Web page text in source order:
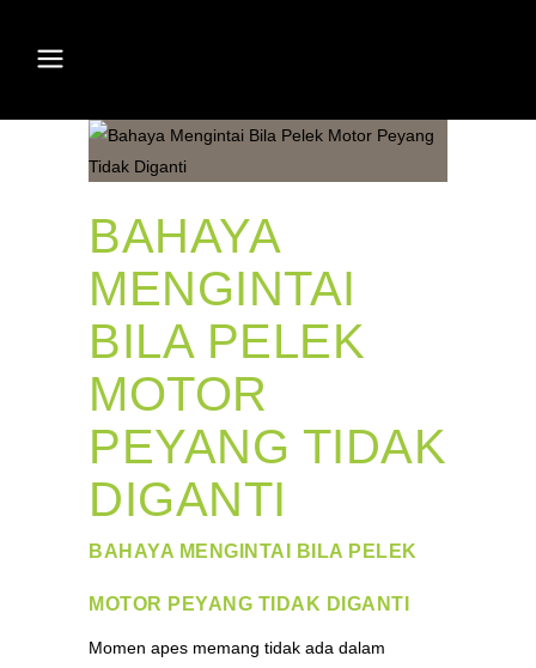
BAHAYA
MENGINTAI
BILA PELEK
MOTOR
PEYANG TIDAK
DIGANTI
BAHAYA MENGINTAI BILA PELEK
MOTOR PEYANG TIDAK DIGANTI
Momen apes memang tidak ada dalam